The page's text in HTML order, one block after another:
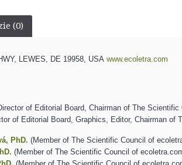
(0)
LEWES, DE 19958, USA www.ecoletra.com
of Editorial Board, Chairman of The
of Editorial Board, Graphics, Editor, Chairman of
PhD. (Member of The Scientific Council of
(Member of The Scientific Council of